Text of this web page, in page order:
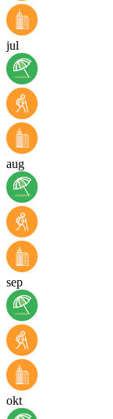
jul
aug
sep
okt